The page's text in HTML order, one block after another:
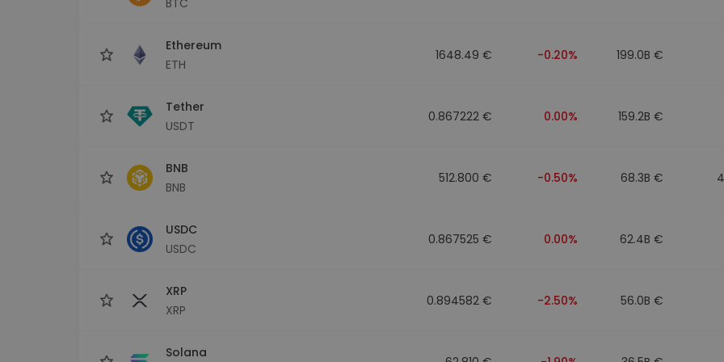
Ethereum
ETH
1648.49 € -0.20% 199.0B €
Tether
USDT
0.867222 € 0.00% 159.2B €
BNB
BNB
512.800 € -0.50% 68.3B €
USDC
USDC
0.867525 € 0.00% 62.4B €
XRP
XRP
0.894582 € -2.50% 56.0B €
Solana